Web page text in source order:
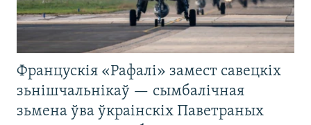
Францускія «Рафалі» замест савецкіх
зьнішчальнікаў — сымбалічная
зьмена ўва ўкраінскіх Паветраных